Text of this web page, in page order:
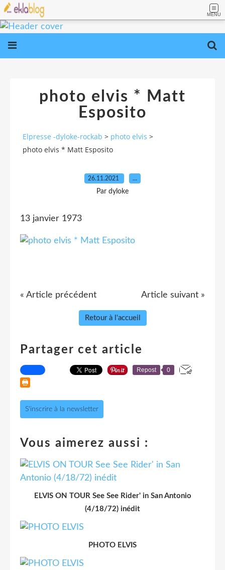
MENU
photo elvis * Matt
Esposito
Elpresse -dyloke-rockab > photo elvis >
photo elvis * Matt Esposito
26.11.2021 …
Par dyloke
13 janvier 1973
« Article précédent Article suivant »
Retour à l'accueil
Partager cet article
Repost 0
S'inscrire à la newsletter
Vous aimerez aussi :
ELVIS ON TOUR See See Rider' in San Antonio
(4/18/72) inédit
PHOTO ELVIS